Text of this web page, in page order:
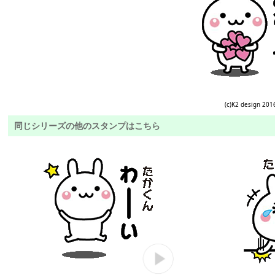
(c)K2 design
同じシリーズの他のスタンプはこちら